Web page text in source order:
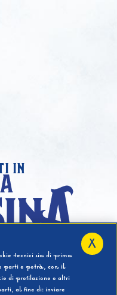
in
Anni?
tecnici sia di prima
parti e potrà, con il
di profilazione o altri
al fine di: inviare
X